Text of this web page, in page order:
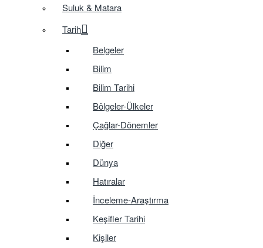
Suluk & Matara
Tarih
Belgeler
Bilim
Bilim Tarihi
Bölgeler-Ülkeler
Çağlar-Dönemler
Diğer
Dünya
Hatıralar
İnceleme-Araştırma
Keşifler Tarihi
Kişiler